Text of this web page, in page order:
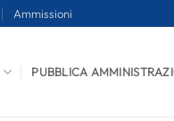
Ammissioni
PUBBLICA